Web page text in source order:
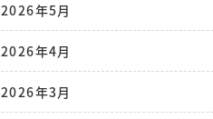
2026年5月
2026年4月
2026年3月